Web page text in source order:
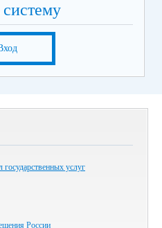
услуг
России